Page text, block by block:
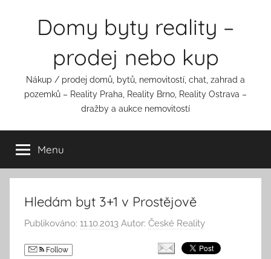
Domy byty reality –
prodej nebo kup
Nákup / prodej domů, bytů, nemovitostí, chat, zahrad a
pozemků – Reality Praha, Reality Brno, Reality Ostrava –
dražby a aukce nemovitostí
Menu
Hledám byt 3+1 v Prostějově
Publikováno: 11.10.2013 Autor: České Reality
Follow